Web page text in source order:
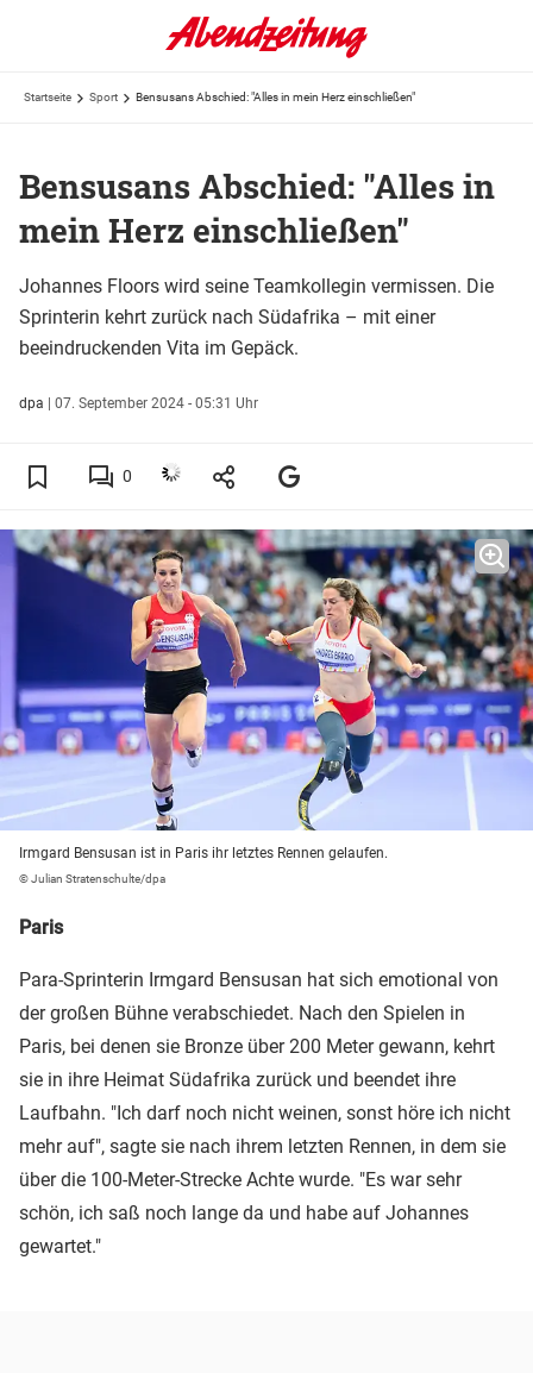
Startseite Sport Bensusans Abschied: "Alles in mein Herz einschließen"
Bensusans Abschied: "Alles in
mein Herz einschließen"
Johannes Floors wird seine Teamkollegin vermissen. Die
Sprinterin kehrt zurück nach Südafrika – mit einer
beeindruckenden Vita im Gepäck.
dpa | 07. September 2024 - 05:31 Uhr
0
Irmgard Bensusan ist in Paris ihr letztes Rennen gelaufen.
© Julian Stratenschulte/dpa
Paris
Para-Sprinterin Irmgard Bensusan hat sich emotional von
der großen Bühne verabschiedet. Nach den Spielen in
Paris, bei denen sie Bronze über 200 Meter gewann, kehrt
sie in ihre Heimat Südafrika zurück und beendet ihre
Laufbahn. "Ich darf noch nicht weinen, sonst höre ich nicht
mehr auf", sagte sie nach ihrem letzten Rennen, in dem sie
über die 100-Meter-Strecke Achte wurde. "Es war sehr
schön, ich saß noch lange da und habe auf Johannes
gewartet."